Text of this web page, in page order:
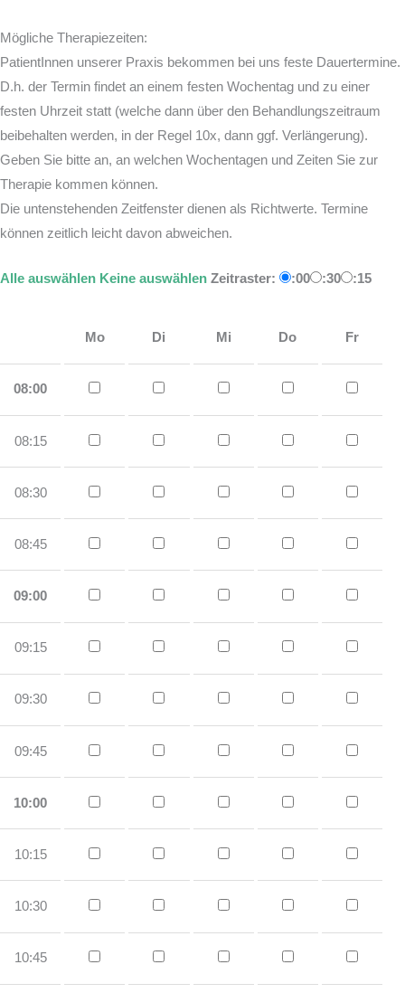
Mögliche Therapiezeiten:
PatientInnen unserer Praxis bekommen bei uns feste Dauertermine.
D.h. der Termin findet an einem festen Wochentag und zu einer
festen Uhrzeit statt (welche dann über den Behandlungszeitraum
beibehalten werden, in der Regel 10x, dann ggf. Verlängerung).
Geben Sie bitte an, an welchen Wochentagen und Zeiten Sie zur
Therapie kommen können.
Die untenstehenden Zeitfenster dienen als Richtwerte. Termine
können zeitlich leicht davon abweichen.
Alle auswählen Keine auswählen Zeitraster: :00 :30 :15
Mo Di Mi Do Fr
08:00
08:15
08:30
08:45
09:00
09:15
09:30
09:45
10:00
10:15
10:30
10:45